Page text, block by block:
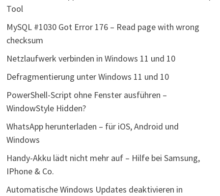
Tool
MySQL #1030 Got Error 176 – Read page with wrong
checksum
Netzlaufwerk verbinden in Windows 11 und 10
Defragmentierung unter Windows 11 und 10
PowerShell-Script ohne Fenster ausführen –
WindowStyle Hidden?
WhatsApp herunterladen – für iOS, Android und
Windows
Handy-Akku lädt nicht mehr auf – Hilfe bei Samsung,
IPhone & Co.
Automatische Windows Updates deaktivieren in